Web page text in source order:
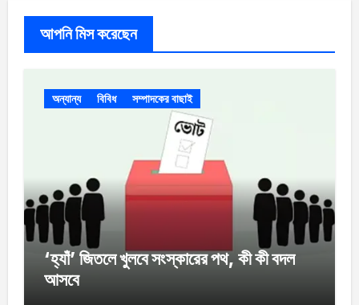
আপনি মিস করেছেন
অন্যান্য বিবিধ সম্পাদকের বাছাই
‘হ্যাঁ’ জিতলে খুলবে সংস্কারের পথ, কী কী বদল
আসবে